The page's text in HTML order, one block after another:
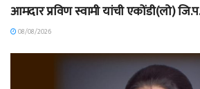
आमदार प्रविण स्वामी यांची एकोंडी(लो)
08/08/2026